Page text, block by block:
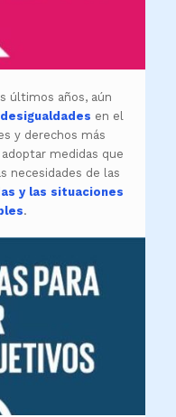
últimos años, aún
en el
y derechos más
medidas que
necesidades de las
y las situaciones
.